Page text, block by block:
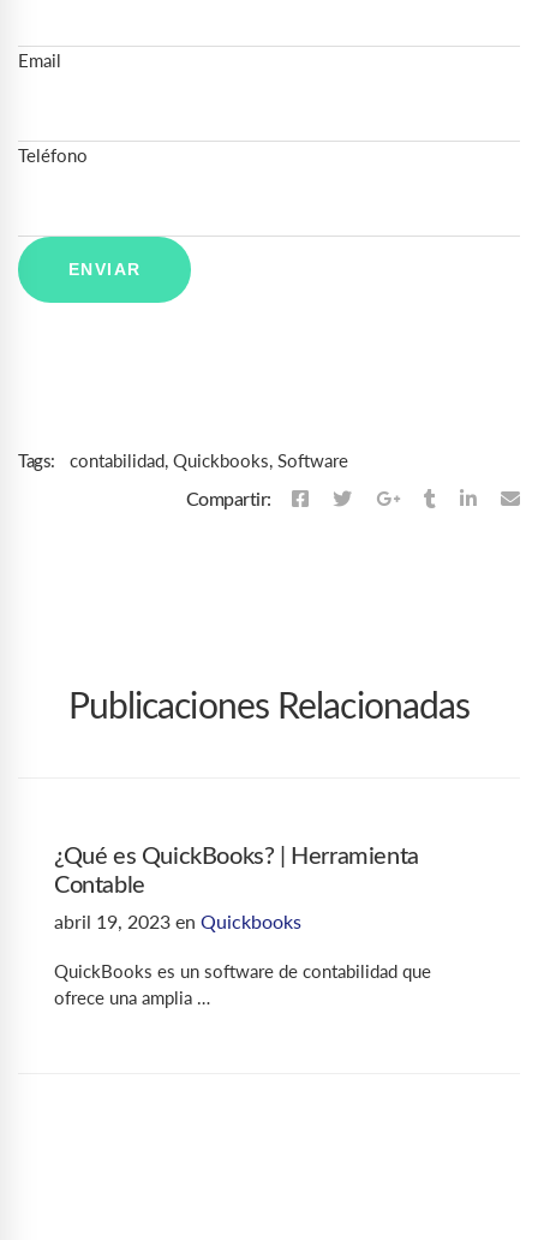
Email
Teléfono
Tags: contabilidad, Quickbooks, Software
Compartir:
Publicaciones Relacionadas
¿Qué es QuickBooks? | Herramienta
Contable
abril 19, 2023 en Quickbooks
QuickBooks es un software de contabilidad que
ofrece una amplia …